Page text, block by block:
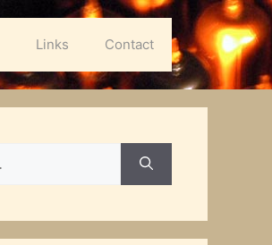
Links Contact